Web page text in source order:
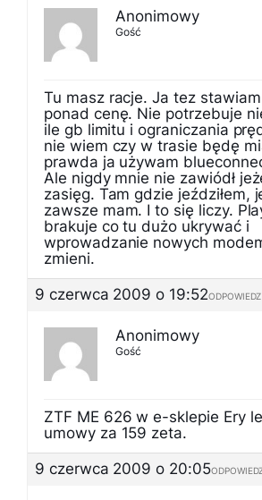
Anonimowy
Gość
Tu masz racje. Ja tez
ponad cenę. Nie potrzebuje
ile gb limitu i ograniczania
nie wiem czy w trasie będę
prawda ja używam
Ale nigdy mnie nie zawiódł
zasięg. Tam gdzie jeździłem,
zawsze mam. I to się liczy.
brakuje co tu dużo ukrywać i
wprowadzanie nowych
zmieni.
9 czerwca 2009 o 19:52ODPOWIEDZ
Anonimowy
Gość
ZTF ME 626 w e-sklepie Ery
umowy za 159 zeta.
9 czerwca 2009 o 20:05